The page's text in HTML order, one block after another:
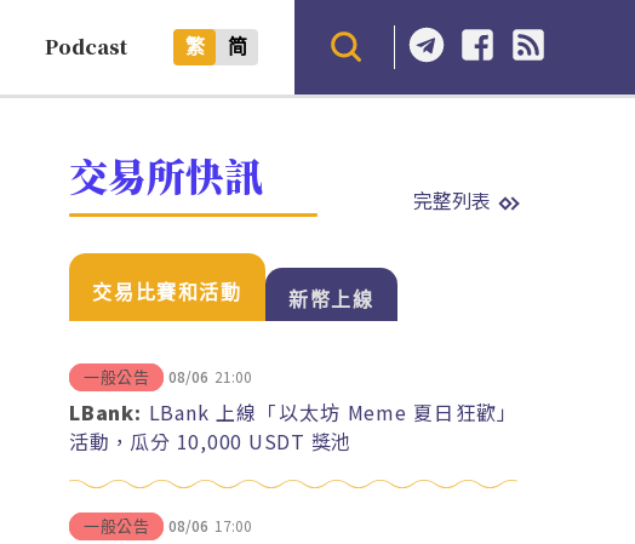
Podcast 繁 简
交易所快訊 完整列表
交易比賽和活動 新幣上線
一般公告 08/06 21:00
LBank: LBank 上線「以太坊 Meme 夏日狂歡」
活動，瓜分 10,000 USDT 獎池
一般公告 08/06 17:00